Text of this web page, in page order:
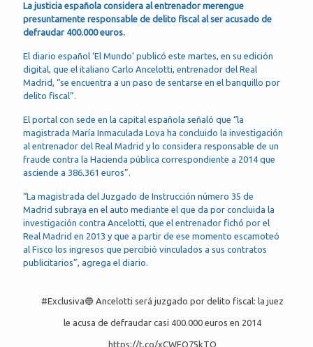
La justicia española considera al entrenador merengue
presuntamente responsable de delito fiscal al ser acusado de
defraudar 400.000 euros.
El diario español ‘El Mundo’ publicó este martes, en su edición
digital, que el italiano Carlo Ancelotti, entrenador del Real
Madrid, “se encuentra a un paso de sentarse en el banquillo por
delito fiscal”.
El portal con sede en la capital española señaló que “la
magistrada María Inmaculada Lova ha concluido la investigación
al entrenador del Real Madrid y lo considera responsable de un
fraude contra la Hacienda pública correspondiente a 2014 que
asciende a 386.361 euros”.
“La magistrada del Juzgado de Instrucción número 35 de
Madrid subraya en el auto mediante el que da por concluida la
investigación contra Ancelotti, que el entrenador fichó por el
Real Madrid en 2013 y que a partir de ese momento escamoteó
al Fisco los ingresos que percibió vinculados a sus contratos
publicitarios”, agrega el diario.
#Exclusiva🔵 Ancelotti será juzgado por delito fiscal: la juez
le acusa de defraudar casi 400.000 euros en 2014
https://t.co/xCWFO75kTO